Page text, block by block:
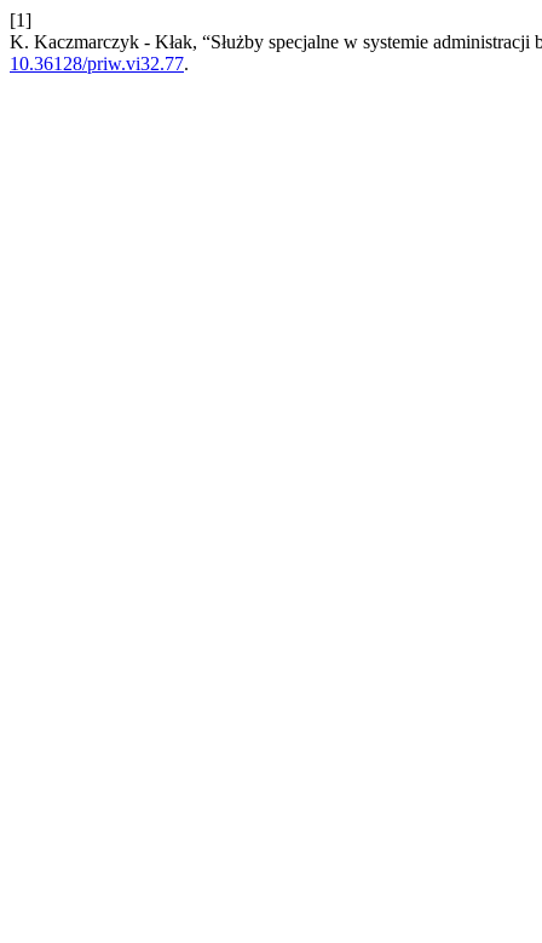
[1]
K. Kaczmarczyk - Kłak, “Służby specjalne w systemie administracji
10.36128/priw.vi32.77.